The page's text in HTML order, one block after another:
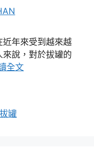
年來受到越來越
說，對於拔罐的
全文
拔罐